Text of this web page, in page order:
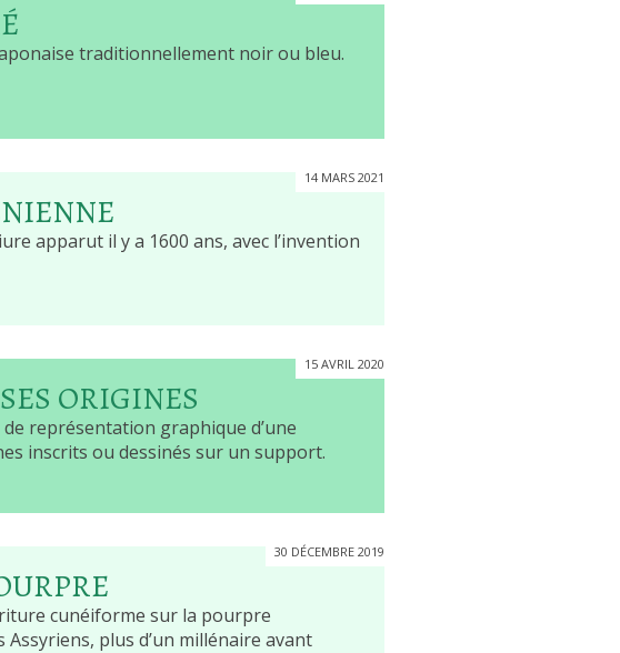
traditionnellement noir ou bleu.
14 MARS 2021
apparut il y a 1600 ans, avec l’invention
ORIGINES
15 AVRIL 2020
représentation graphique d’une
inscrits ou dessinés sur un support.
30 DÉCEMBRE 2019
cunéiforme sur la pourpre
plus d’un millénaire avant